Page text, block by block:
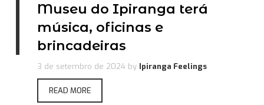
Museu do Ipiranga terá
música, oficinas e
brincadeiras
3 de setembro de 2024 by Ipiranga Feelings
READ MORE